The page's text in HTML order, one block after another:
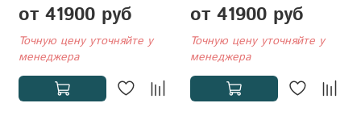
от 41900 руб
Точную цену уточняйте у
менеджера
от 41900 руб
Точную цену уточняйте у
менеджера